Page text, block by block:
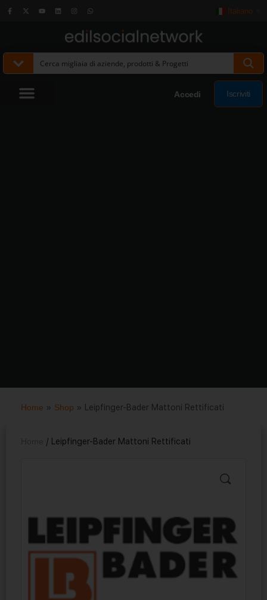
Italiano
Accedi Iscriviti
Home » Shop » Leipfinger-Bader Mattoni Rettificati
/ Leipfinger-Bader Mattoni Rettificati